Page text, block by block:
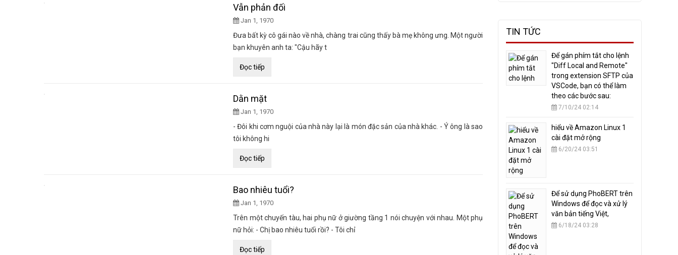
Vẫn phản đối
Jan 1, 1970
Đưa bất kỳ cô gái nào về nhà, chàng trai cũng thấy bà mẹ không ưng. Một người
bạn khuyên anh ta: "Cậu hãy t
Đọc tiếp
Dằn mặt
Jan 1, 1970
- Đôi khi cơm nguội của nhà này lại là món đặc sản của nhà khác. - Ý ông là sao
tôi không hi
Đọc tiếp
Bao nhiêu tuổi?
Jan 1, 1970
Trên một chuyến tàu, hai phụ nữ ở giường tầng 1 nói chuyện với nhau. Một phụ
nữ hỏi: - Chị bao nhiêu tuổi rồi? - Tôi chỉ
Đọc tiếp
TIN TỨC
​Để gán phím tắt cho lệnh
"Diff Local and Remote"
trong extension SFTP của
VSCode, bạn có thể làm
theo các bước sau:
7/10/24 02:14
hiểu về Amazon Linux 1
cài đặt mở rộng
6/20/24 03:51
​Để sử dụng PhoBERT trên
Windows để đọc và xử lý
văn bản tiếng Việt,
6/18/24 03:28